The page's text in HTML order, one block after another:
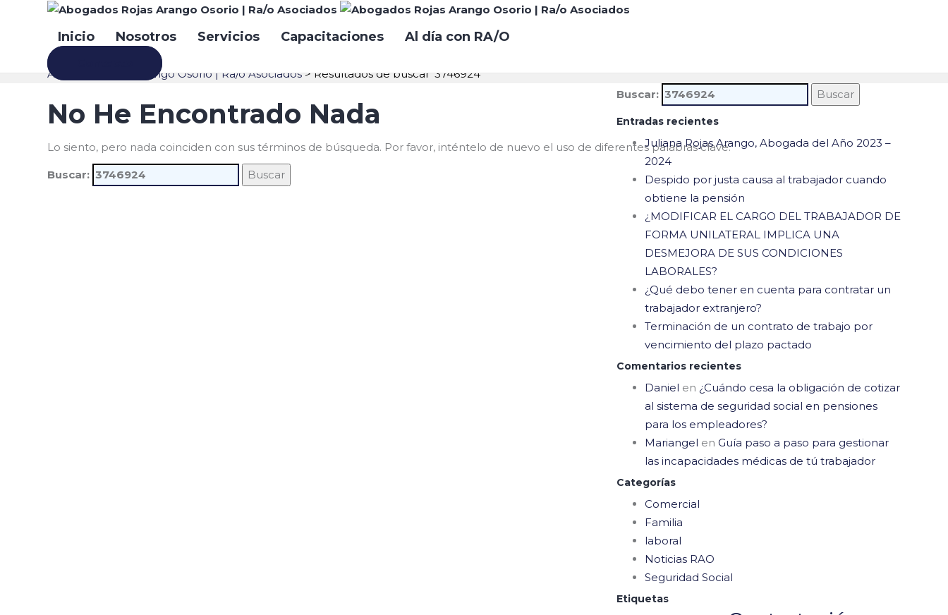
Inicio Nosotros Servicios Capacitaciones Al día con RA/O
Resultados de la búsqueda para: 3746924
Abogados Rojas Arango Osorio | Ra/o Asociados>Resultados de buscar '3746924'
No He Encontrado Nada
Lo siento, pero nada coinciden con sus términos de búsqueda. Por favor, inténtelo de nuevo el uso de diferentes palabras clave.
Buscar:
Buscar:
Entradas recientes
Juliana Rojas Arango, Abogada del Año 2023 –
2024
Despido por justa causa al trabajador cuando
obtiene la pensión
¿MODIFICAR EL CARGO DEL TRABAJADOR DE
FORMA UNILATERAL IMPLICA UNA
DESMEJORA DE SUS CONDICIONES
LABORALES?
¿Qué debo tener en cuenta para contratar un
trabajador extranjero?
Terminación de un contrato de trabajo por
vencimiento del plazo pactado
Comentarios recientes
Daniel en ¿Cuándo cesa la obligación de cotizar
al sistema de seguridad social en pensiones
para los empleadores?
Mariangel en Guía paso a paso para gestionar
las incapacidades médicas de tú trabajador
Categorías
Comercial
Familia
laboral
Noticias RAO
Seguridad Social
Etiquetas